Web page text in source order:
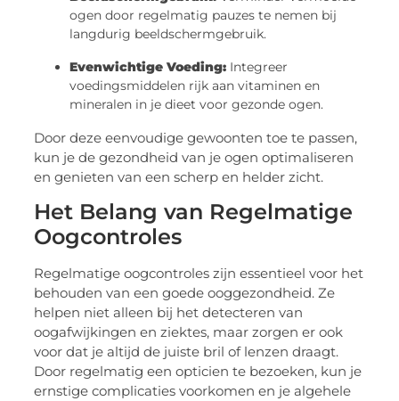
ogen door regelmatig pauzes te nemen bij
langdurig beeldschermgebruik.
Evenwichtige Voeding: Integreer
voedingsmiddelen rijk aan vitaminen en
mineralen in je dieet voor gezonde ogen.
Door deze eenvoudige gewoonten toe te passen,
kun je de gezondheid van je ogen optimaliseren
en genieten van een scherp en helder zicht.
Het Belang van Regelmatige
Oogcontroles
Regelmatige oogcontroles zijn essentieel voor het
behouden van een goede ooggezondheid. Ze
helpen niet alleen bij het detecteren van
oogafwijkingen en ziektes, maar zorgen er ook
voor dat je altijd de juiste bril of lenzen draagt.
Door regelmatig een opticien te bezoeken, kun je
ernstige complicaties voorkomen en je algehele